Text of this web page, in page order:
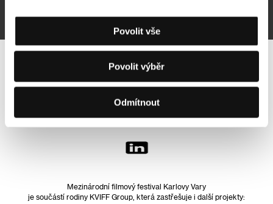
Povolit vše
Povolit výběr
Odmítnout
Sledujte nás na síti:
Mezinárodní filmový festival Karlovy Vary
je součástí rodiny KVIFF Group, která zastřešuje i další projekty: